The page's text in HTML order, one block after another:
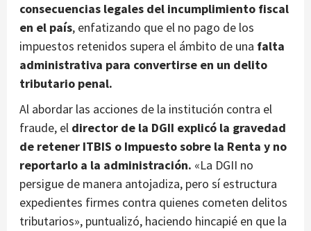
consecuencias legales del incumplimiento fiscal
en el país, enfatizando que el no pago de los
impuestos retenidos supera el ámbito de una falta
administrativa para convertirse en un delito
tributario penal.
Al abordar las acciones de la institución contra el
fraude, el director de la DGII explicó la gravedad
de retener ITBIS o Impuesto sobre la Renta y no
reportarlo a la administración. «La DGII no
persigue de manera antojadiza, pero sí estructura
expedientes firmes contra quienes cometen delitos
tributarios», puntualizó, haciendo hincapié en que la